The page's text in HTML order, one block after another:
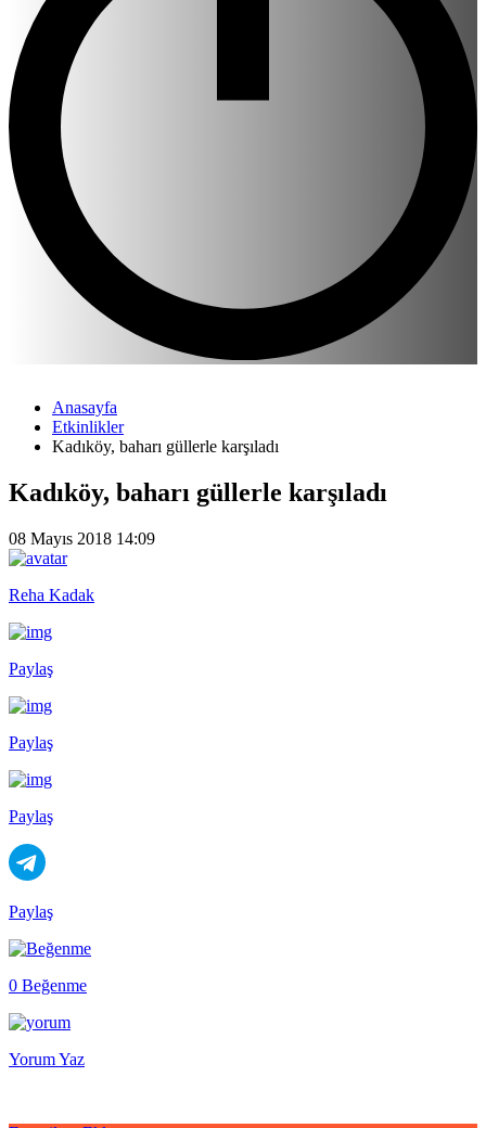
Anasayfa
Etkinlikler
Kadıköy, baharı güllerle karşıladı
Kadıköy, baharı güllerle karşıladı
08 Mayıs 2018 14:09
Reha Kadak
Paylaş
Paylaş
Paylaş
Paylaş
0 Beğenme
Yorum Yaz